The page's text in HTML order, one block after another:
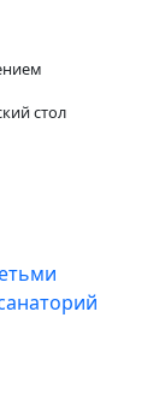
стол